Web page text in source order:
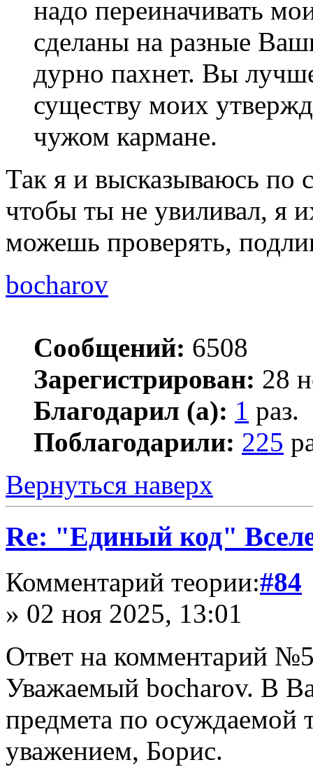
надо переиначивать
сделаны на разные
дурно пахнет. Вы
существу моих
чужом кармане.
Так я и высказываюсь по
чтобы ты не увиливал, я
можешь проверять,
bocharov
Сообщений: 6508
Зарегистрирован: 28
Благодарил (а): 1 раз.
Поблагодарили: 225
Вернуться наверх
Re: "Единый код"
Комментарий теории:#84
» 02 ноя 2025, 13:01
Ответ на комментарий
Уважаемый bocharov. В
предмета по осуждаемой
уважением, Борис.